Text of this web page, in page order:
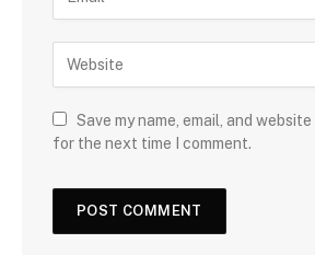
Save my name, email, and
for the next time I comment.